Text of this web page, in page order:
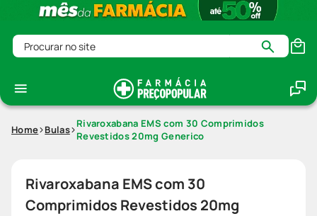
Procurar no site
Home Bulas Rivaroxabana EMS com 30 Comprimidos
Revestidos 20mg Generico
Rivaroxabana EMS com 30
Comprimidos Revestidos 20mg